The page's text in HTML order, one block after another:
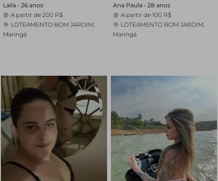
Laila • 26 anos
A partir de 200 R$
LOTEAMENTO BOM JARDIM,
Maringá
Ana Paula • 28 anos
A partir de 100 R$
LOTEAMENTO BOM JARDIM,
Maringá